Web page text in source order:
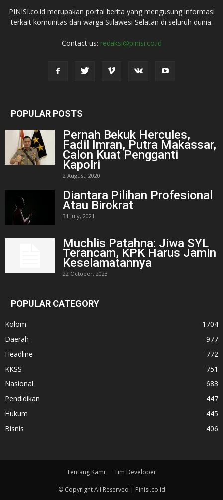
PINISI.co.id merupakan portal berita yang mengusung informasi
terkait komunitas dan warga Sulawesi Selatan di seluruh dunia.
Contact us: redaksi@pinisi.co.id
POPULAR POSTS
Pernah Bekuk Hercules,
Fadil Imran, Putra Makassar,
Calon Kuat Pengganti
Kapolri
2 August, 2020
Diantara Pilihan Profesional
Atau Birokrat
31 July, 2021
Muchlis Patahna: Jiwa SYL
Terancam, KPK Harus Jamin
Keselamatannya
22 October, 2023
POPULAR CATEGORY
Kolom
1704
Daerah
977
Headline
772
KKSS
751
Nasional
683
Pendidikan
447
Hukum
445
Bisnis
406
Tentang Kami Tim Developer
© Copyright All Reserved | Pinisi.co.id